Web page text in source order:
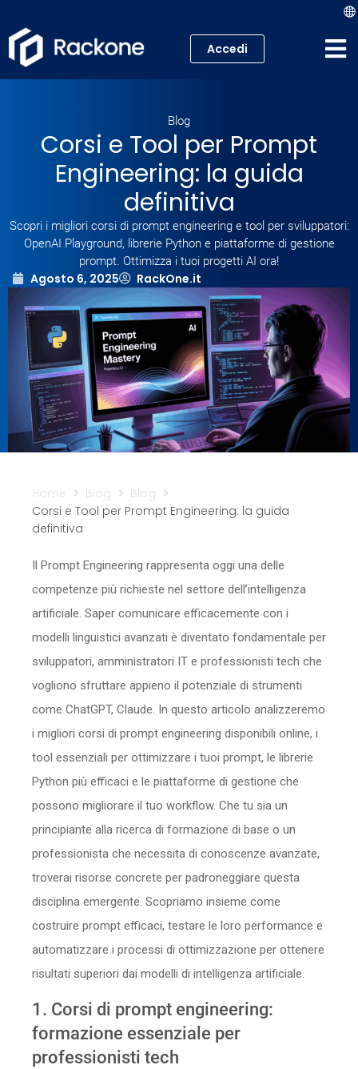
Cloud
Proxmox VE
Academy
Sicurezza
Servizi
Accedi
Blog
Corsi e Tool per Prompt
Engineering: la guida
definitiva
Scopri i migliori corsi di prompt engineering e tool per sviluppatori:
OpenAI Playground, librerie Python e piattaforme di gestione
prompt. Ottimizza i tuoi progetti AI ora!
Agosto 6, 2025 RackOne.it
Home Blog
Blog
Corsi e Tool per Prompt Engineering: la guida
definitiva
Il Prompt Engineering rappresenta oggi una delle
competenze più richieste nel settore dell’intelligenza
artificiale. Saper comunicare efficacemente con i
modelli linguistici avanzati è diventato fondamentale per
sviluppatori, amministratori IT e professionisti tech che
vogliono sfruttare appieno il potenziale di strumenti
come ChatGPT, Claude. In questo articolo analizzeremo
i migliori corsi di prompt engineering disponibili online, i
tool essenziali per ottimizzare i tuoi prompt, le librerie
Python più efficaci e le piattaforme di gestione che
possono migliorare il tuo workflow. Che tu sia un
principiante alla ricerca di formazione di base o un
professionista che necessita di conoscenze avanzate,
troverai risorse concrete per padroneggiare questa
disciplina emergente. Scopriamo insieme come
costruire prompt efficaci, testare le loro performance e
automatizzare i processi di ottimizzazione per ottenere
risultati superiori dai modelli di intelligenza artificiale.
1. Corsi di prompt engineering:
formazione essenziale per
professionisti tech